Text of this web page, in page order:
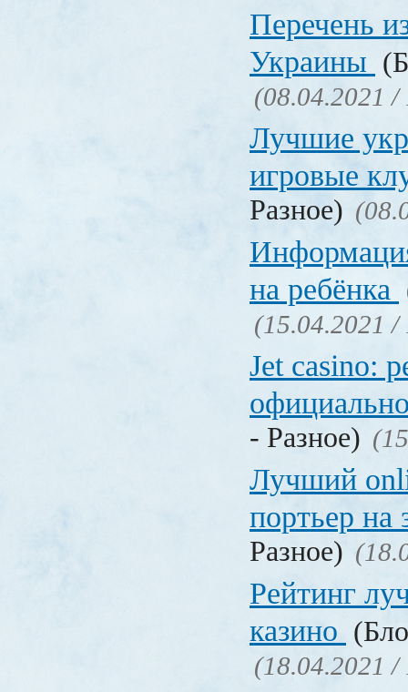
Перечень
Украины
(08.04.2021 /
Лучшие
игровые
Разное)
на ребёнка
(15.04.2021 /
Jet casino:
- Разное)
Лучший
портьер на
Разное)
Рейтинг
казино
(18.04.2021 /